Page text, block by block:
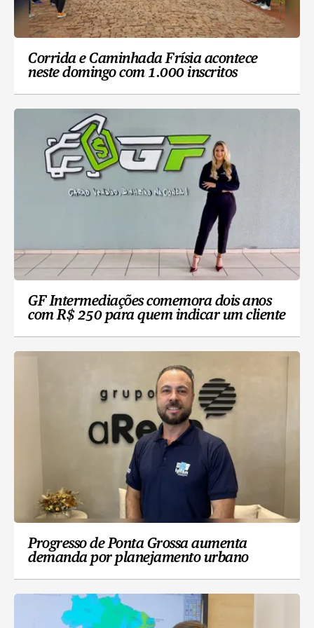
Corrida e Caminhada Frísia acontece
neste domingo com 1.000 inscritos
GF Intermediações comemora dois anos
com R$ 250 para quem indicar um cliente
Progresso de Ponta Grossa aumenta
demanda por planejamento urbano